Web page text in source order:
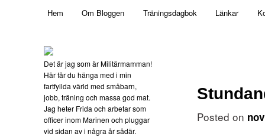
Militärmamman
Skip to primary content
Hem Om Bloggen Träningsdagbok Länkar
Posted on
Det är jag som är Militärmamman!
Här får du hänga med i min
fartfyllda värld med småbarn,
jobb, träning och massa god mat.
Jag heter Frida och arbetar som
officer inom Marinen och pluggar
vid sidan av i några år sådär.